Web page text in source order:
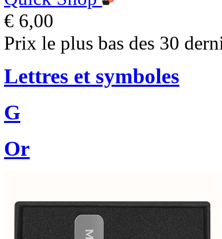
€ 6,00
Prix le plus bas des 30
Lettres et symboles
G
Or